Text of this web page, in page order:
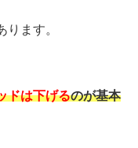
ます。
ドは下げるのが基本